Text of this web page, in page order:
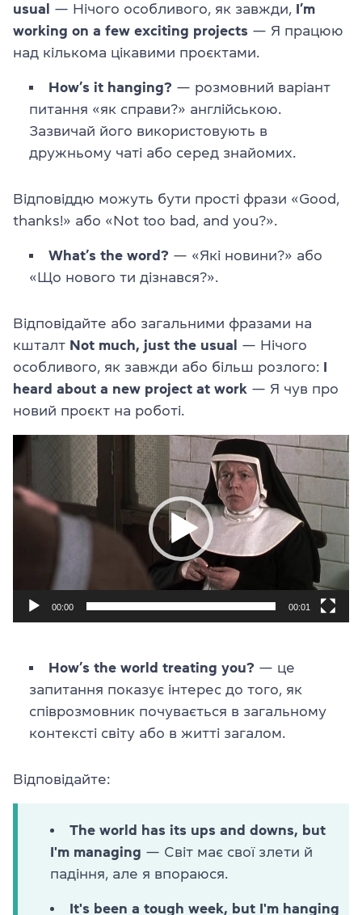
usual
— Нічого особливого, як завжди, I’m
working on a few exciting projects — Я працюю
над кількома цікавими проєктами.
How’s it hanging? — розмовний варіант
питання «як справи?» англійською.
Зазвичай його використовують в
дружньому чаті або серед знайомих.
Відповіддю можуть бути прості фрази «Good,
thanks!» або «Not too bad, and you?».
What’s the word? — «Які новини?» або
«Що нового ти дізнався?».
Відповідайте або загальними фразами на
кшталт Not much, just the usual
— Нічого
особливого, як завжди або більш розлого: I
heard about a new project at work — Я чув про
новий проєкт на роботі.
Відеопрогравач
00:00 00:01
How’s the world treating you? — це
запитання показує інтерес до того, як
співрозмовник почувається в загальному
контексті світу або в житті загалом.
Відповідайте:
The world has its ups and downs, but
I'm managing — Світ має свої злети й
падіння, але я впораюся.
It's been a tough week, but I'm hanging